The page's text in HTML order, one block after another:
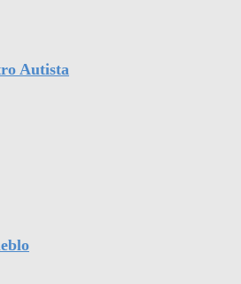
Autista